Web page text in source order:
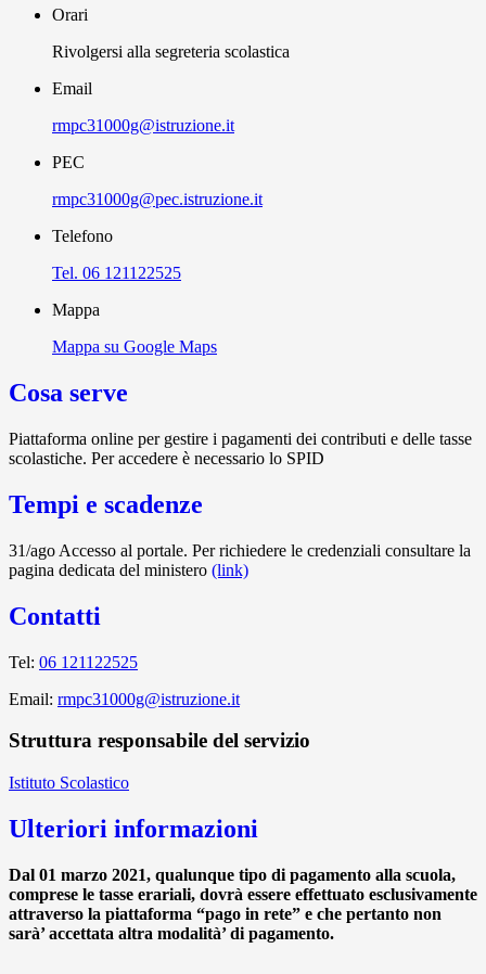
Orari
Rivolgersi alla segreteria scolastica
Email
rmpc31000g@istruzione.it
PEC
rmpc31000g@pec.istruzione.it
Telefono
Tel. 06 121122525
Mappa
Mappa su Google Maps
Cosa serve
Piattaforma online per gestire i pagamenti dei contributi e delle tasse
scolastiche. Per accedere è necessario lo SPID
Tempi e scadenze
31/ago Accesso al portale. Per richiedere le credenziali consultare la
pagina dedicata del ministero (link)
Contatti
Tel: 06 121122525
Email: rmpc31000g@istruzione.it
Struttura responsabile del servizio
Istituto Scolastico
Ulteriori informazioni
Dal 01 marzo 2021, qualunque tipo di pagamento alla scuola,
comprese le tasse erariali, dovrà essere effettuato esclusivamente
attraverso la piattaforma “pago in rete” e che pertanto non
sarà’ accettata altra modalità’ di pagamento.